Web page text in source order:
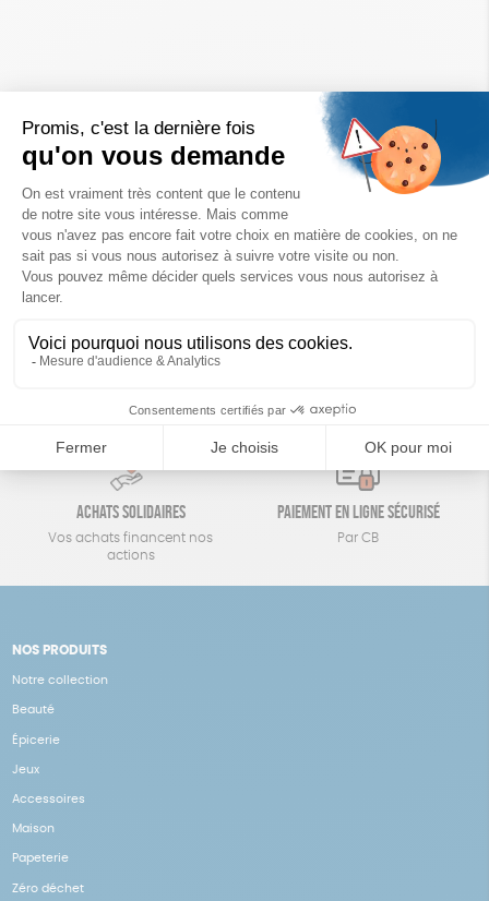
Un achat éco-responsable
des produits sélectionnés avec soin
Garantie satisfait ou remboursé
Achats solidaires
Vos achats financent nos
actions
Paiement en ligne sécurisé
Par CB
NOS PRODUITS
Notre collection
Beauté
Épicerie
Jeux
Accessoires
Maison
Papeterie
Zéro déchet